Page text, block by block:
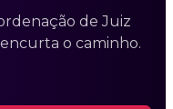
de Juiz
o caminho.